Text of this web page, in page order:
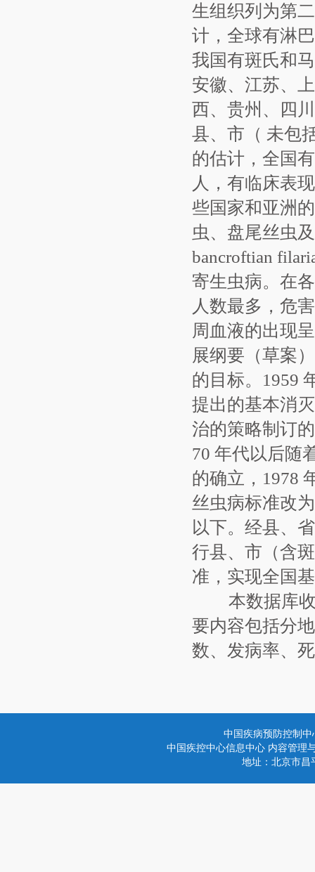
生组织列为第
计，全球有淋
我国有斑氏和
安徽、江苏、
西、贵州、四
县、市（ 未包
的估计，全国
人，有临床表
些国家和亚洲
虫、盘尾丝虫
bancroftian
寄生虫病。在
人数最多，危
周血液的出现
展纲要（草案
的目标。1959
提出的基本消
治的策略制订
70 年代以后随
的确立，1978
丝虫病标准改
以下。经县、
行县、市（含
准，实现全国
本数据库收
要内容包括分
数、发病率、
中国疾病预防控制
中国疾控中心信息中心 内容管理
地址：北京市昌